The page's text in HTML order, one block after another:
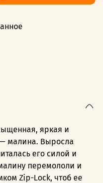
яркая и
малина. Выросла
его силой и
перемололи и
Zip-Lock, чтоб ее